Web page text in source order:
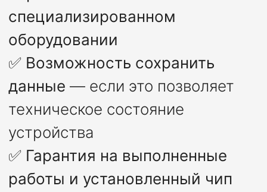
специализированном
оборудовании
✅ Возможность сохранить
данные — если это позволяет
техническое состояние
устройства
✅ Гарантия на выполненные
работы и установленный чип